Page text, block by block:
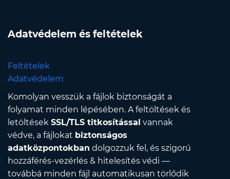
Adatvédelem és feltételek
Feltételek
Adatvédelem
Komolyan vesszük a fájlok biztonságát a
folyamat minden lépésében. A feltöltések és
letöltések SSL/TLS titkosítással vannak
védve, a fájlokat biztonságos
adatközpontokban dolgozzuk fel, és szigorú
hozzáférés-vezérlés & hitelesítés védi —
továbbá minden fájl automatikusan törlődik